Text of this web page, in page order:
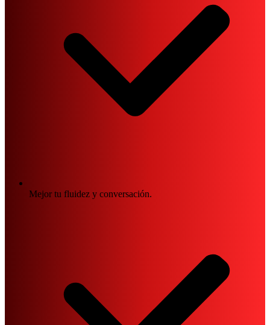
Mejor tu fluidez y conversación.